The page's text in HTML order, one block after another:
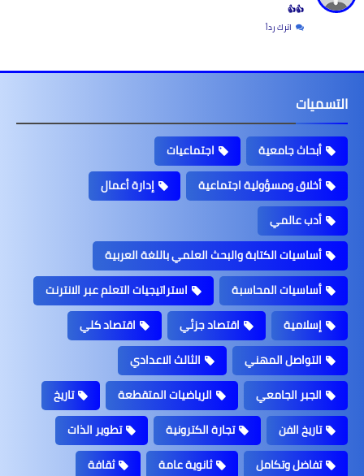
👍👍
اترك رداً
التسميات
أبحاث جامعية
اجتماعيات
أخلاق ومسؤولية اجتماعية
إدارة أعمال
أدب عالمي
أساسيات الكتابة والبحث العلمي باللغة العربية
أساسيات المحاسبة
استراتيجيات التعلم عبر الانترنت
إسلامية
اقتصاد جزئي
اقتصاد كلي
التواصل المهني
الثالث الاعدادي
الجبر الجامعي
الرياضيات المتقطعة
تاريخ
تاريخ الفن
تجارة الكترونية
تطوير الذات
تفاضل وتكامل
ثانوية عامة
ثقافة